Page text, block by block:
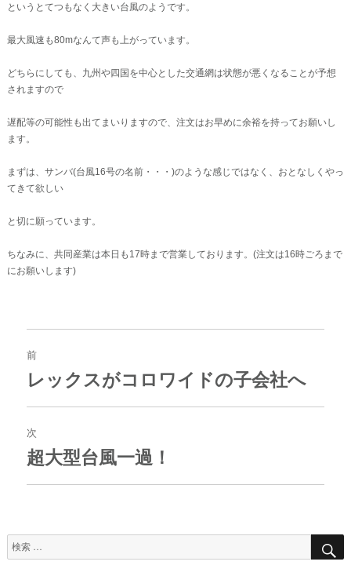
というとてつもなく大きい台風のようです。
最大風速も80mなんて声も上がっています。
どちらにしても、九州や四国を中心とした交通網は状態が悪くなることが予想
されますので
遅配等の可能性も出てまいりますので、注文はお早めに余裕を持ってお願いし
ます。
まずは、サンバ(台風16号の名前・・・)のような感じではなく、おとなしくやっ
てきて欲しい
と切に願っています。
ちなみに、共同産業は本日も17時まで営業しております。(注文は16時ごろまで
にお願いします)
投
稿
ナ
ビ
ゲ
シ
ョ
ン
前
過
去
の
投
稿:
レックスがコロワイドの子会社へ
次
次
の
投
超大型台風一過！
検
索